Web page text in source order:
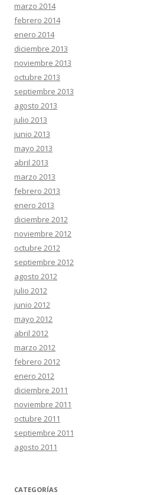
marzo 2014
febrero 2014
enero 2014
diciembre 2013
noviembre 2013
octubre 2013
septiembre 2013
agosto 2013
julio 2013
junio 2013
mayo 2013
abril 2013
marzo 2013
febrero 2013
enero 2013
diciembre 2012
noviembre 2012
octubre 2012
septiembre 2012
agosto 2012
julio 2012
junio 2012
mayo 2012
abril 2012
marzo 2012
febrero 2012
enero 2012
diciembre 2011
noviembre 2011
octubre 2011
septiembre 2011
agosto 2011
CATEGORÍAS